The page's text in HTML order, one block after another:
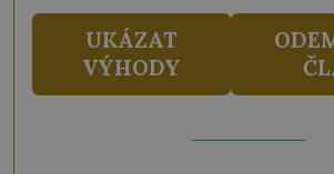
UKÁZAT
VÝHODY